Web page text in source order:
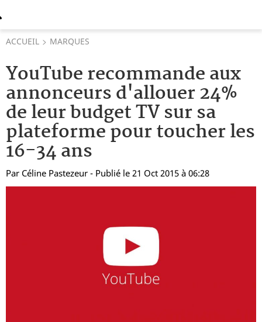
ACCUEIL MARQUES
YouTube recommande aux
annonceurs d'allouer 24%
de leur budget TV sur sa
plateforme pour toucher les
16-34 ans
Par Céline Pastezeur - Publié le 21 Oct 2015 à 06:28